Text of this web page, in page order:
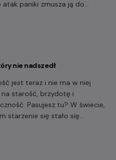
atak paniki zmusza ją do
nie nadszedł
jest teraz i nie ma w niej
na starość, brzydotę i
Pasujesz tu? W świecie,
starzenie się stało się